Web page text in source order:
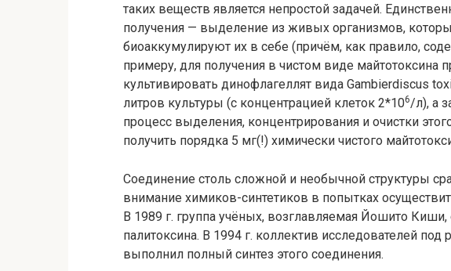
таких веществ является непростой задачей.
получения — выделение из живых организмов,
биоаккумулируют их в себе (причём, как правило,
примеру, для получения в чистом виде майтотоксина
культивировать динофлагеллят вида Gambierdiscus
литров культуры (с концентрацией клеток 2*106/л), а
процесс выделения, концентрирования и очистки
получить порядка 5 мг(!) химически чистого
Соединение столь сложной и необычной структуры
внимание химиков-синтетиков в попытках
В 1989 г. группа учёных, возглавляемая Йошито Киши,
палитоксина. В 1994 г. коллектив исследователей
выполнил полный синтез этого соединения.